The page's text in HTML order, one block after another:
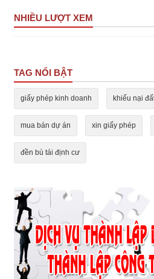
NHIỀU LƯỢT XEM
TAG NỔI BẬT
giấy phép kinh doanh khiếu nại
mua bán dự án xin giấy phép
đền bù tái định cư